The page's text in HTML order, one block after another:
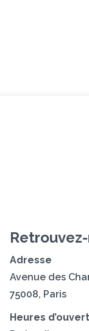
Adresse
Avenue des
75008, Paris
Heures